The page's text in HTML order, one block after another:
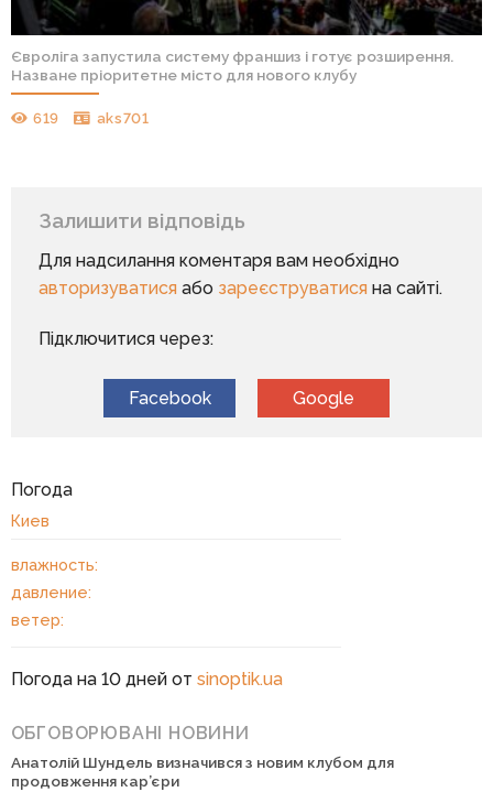
Євроліга запустила систему франшиз і готує розширення.
Назване пріоритетне місто для нового клубу
619 aks701
Залишити відповідь
Для надсилання коментаря вам необхідно
авторизуватисяабо зареєструватисяна сайті.
Підключитися через:
Facebook Google
Погода
Киев
влажность:
давление:
ветер:
Погода на 10 дней от sinoptik.ua
ОБГОВОРЮВАНІ НОВИНИ
Анатолій Шундель визначився з новим клубом для
продовження кар’єри